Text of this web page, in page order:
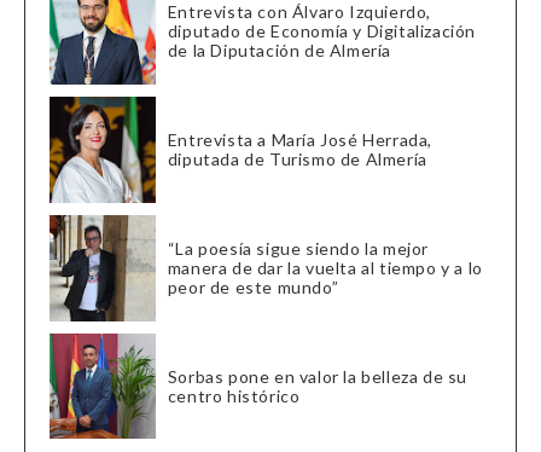
Entrevista con Álvaro Izquierdo,
diputado de Economía y Digitalización
de la Diputación de Almería
Entrevista a María José Herrada,
diputada de Turismo de Almería
“La poesía sigue siendo la mejor
manera de dar la vuelta al tiempo y a lo
peor de este mundo”
Sorbas pone en valor la belleza de su
centro histórico